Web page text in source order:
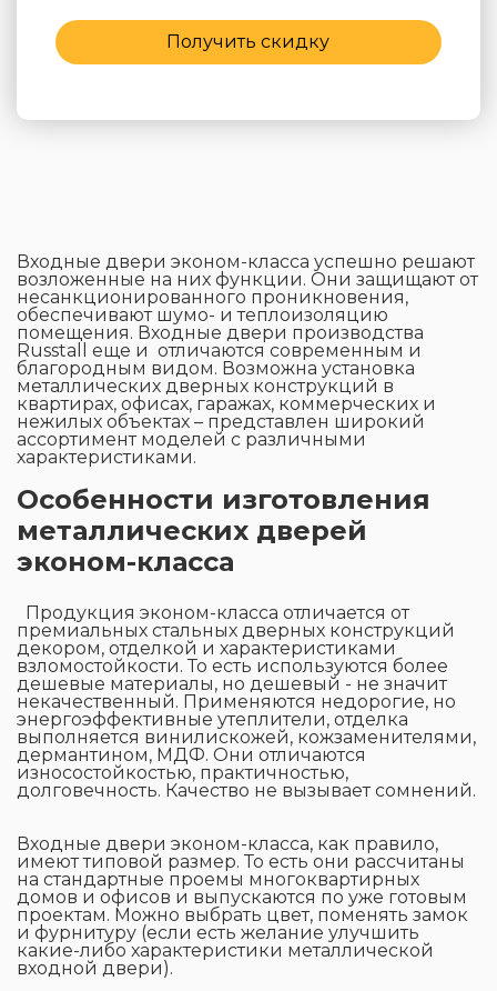
Получить скидку
Входные двери эконом-класса успешно решают
возложенные на них функции. Они защищают от
несанкционированного проникновения,
обеспечивают шумо- и теплоизоляцию
помещения. Входные двери производства
Russtall еще и отличаются современным и
благородным видом. Возможна установка
металлических дверных конструкций в
квартирах, офисах, гаражах, коммерческих и
нежилых объектах – представлен широкий
ассортимент моделей с различными
характеристиками.
Особенности изготовления
металлических дверей
эконом-класса
Продукция эконом-класса отличается от
премиальных стальных дверных конструкций
декором, отделкой и характеристиками
взломостойкости. То есть используются более
дешевые материалы, но дешевый - не значит
некачественный. Применяются недорогие, но
энергоэффективные утеплители, отделка
выполняется винилискожей, кожзаменителями,
дермантином, МДФ. Они отличаются
износостойкостью, практичностью,
долговечность. Качество не вызывает сомнений.
Входные двери эконом-класса, как правило,
имеют типовой размер. То есть они рассчитаны
на стандартные проемы многоквартирных
домов и офисов и выпускаются по уже готовым
проектам. Можно выбрать цвет, поменять замок
и фурнитуру (если есть желание улучшить
какие-либо характеристики металлической
входной двери).